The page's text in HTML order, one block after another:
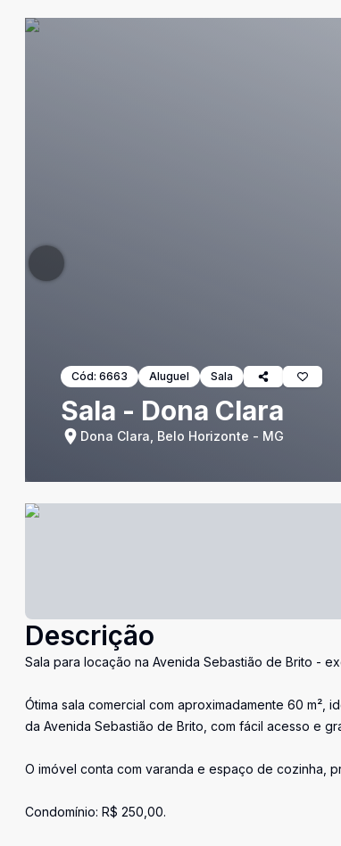
Cód: 6663 Aluguel Sala
Sala - Dona Clara
Dona Clara, Belo Horizonte - MG
Descrição
Sala para locação na Avenida Sebastião de Brito -
Ótima sala comercial com aproximadamente 60
da Avenida Sebastião de Brito, com fácil acesso e
O imóvel conta com varanda e espaço de cozinha,
Condomínio: R$ 250,00.